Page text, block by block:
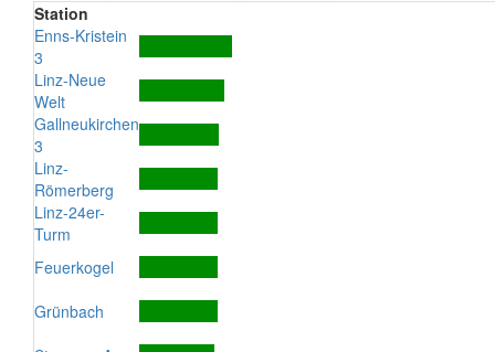
Station
Enns-Kristein
3
Linz-Neue
Welt
Gallneukirchen
3
Linz-
Römerberg
Linz-24er-
Turm
Feuerkogel
Grünbach